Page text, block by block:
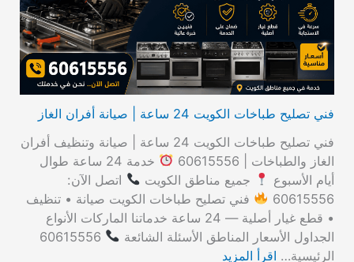
فني تصليح طباخات الكويت 24 ساعة | صيانة أفران الغاز
فني تصليح طباخات الكويت 24 ساعة | صيانة وتنظيف أفران
الغاز والطباخات | 60615556
خدمة 24 ساعة طوال
أيام الأسبوع
جميع مناطق الكويت
اتصل الآن:
60615556
فني تصليح طباخات الكويت صيانة • تنظيف
• قطع غيار أصلية — 24 ساعة خدماتنا الماركات الأنواع
الجداول الأسعار المناطق الأسئلة الشائعة
60615556
الرئيسية… اقرأ المزيد